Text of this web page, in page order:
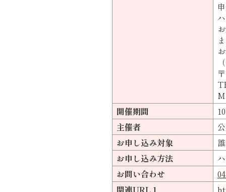
開催期間
主催者
お申し込み対象
お申し込み方法
お問い合わせ